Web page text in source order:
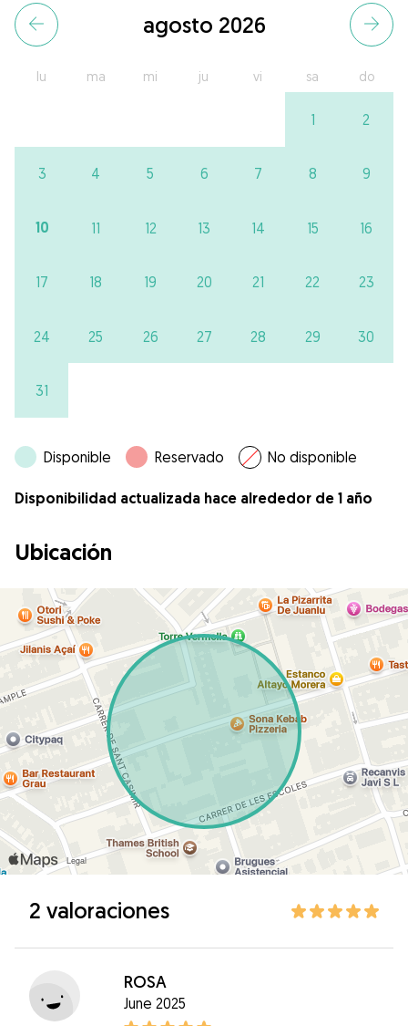
agosto 2026
lu ma mi ju vi sa do
1 2
3 4 5 6 7 8 9
10 11 12 13 14 15 16
17 18 19 20 21 22 23
24 25 26 27 28 29 30
31
Disponible Reservado No disponible
Disponibilidad actualizada hace alrededor de 1 año
Ubicación
2 valoraciones
ROSA
June 2025